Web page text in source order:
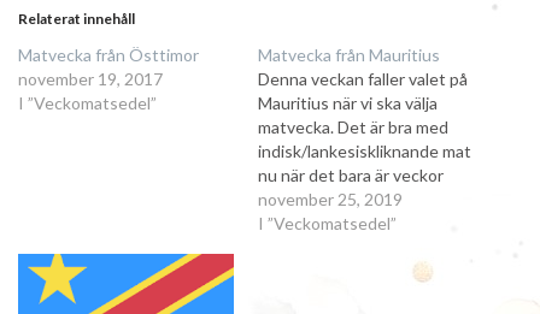
Relaterat innehåll
Matvecka från Östtimor
november 19, 2017
I ”Veckomatsedel”
Matvecka från Mauritius
Denna veckan faller valet på
Mauritius när vi ska välja
matvecka. Det är bra med
indisk/lankesiskliknande mat
nu när det bara är veckor
kvar tills vi åker till Sri Lanka.
Saaakta, saaakta smyger vi
för att vänja oss alla. =)
november 25, 2019
I ”Veckomatsedel”